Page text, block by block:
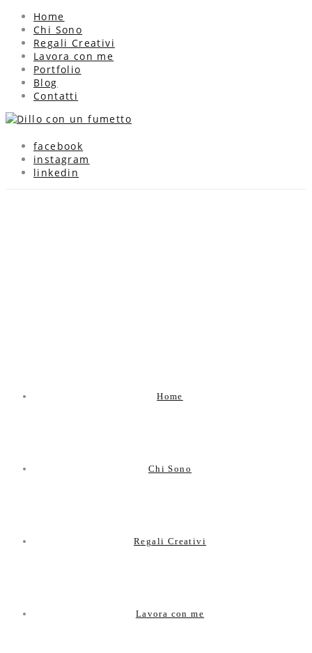
Home
Chi Sono
Regali Creativi
Lavora con me
Portfolio
Blog
Contatti
facebook
instagram
linkedin
Home
Chi Sono
Regali Creativi
Lavora con me